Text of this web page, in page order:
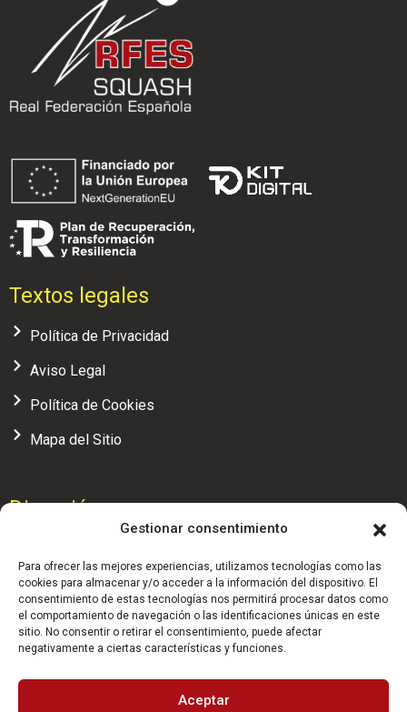
Gestionar consentimiento
Para ofrecer las mejores experiencias, utilizamos tecnologías como las
cookies para almacenar y/o acceder a la información del dispositivo. El
consentimiento de estas tecnologías nos permitirá procesar datos como
el comportamiento de navegación o las identificaciones únicas en este
sitio. No consentir o retirar el consentimiento, puede afectar
negativamente a ciertas características y funciones.
Aceptar
Textos legales
Política de Privacidad
Aviso Legal
Política de Cookies
Mapa del Sitio
Dirección
administracion@realfederaciondesquash.com
(+34) 91 658 71 04
HORARIO: 9:30 - 14:00 h.